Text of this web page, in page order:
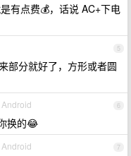
有点费💰，话说 AC+下电
5
部分就好了，方形或者圆
6
换的😂
7